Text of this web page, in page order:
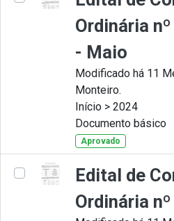
Ordinária
- Maio
Modificado há 11
Monteiro.
Início > 2024
Documento básico
Aprovado
Edital de
Ordinária